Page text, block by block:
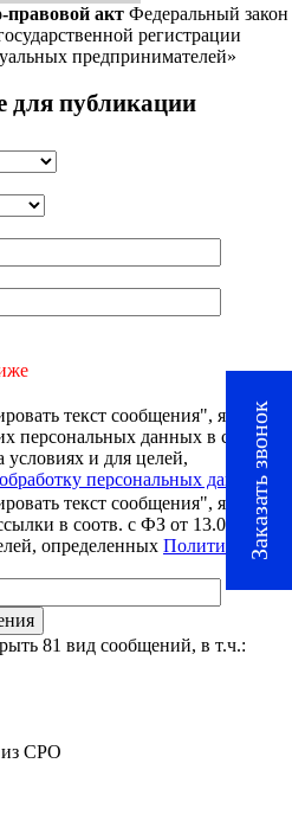
акт Федеральный закон
регистрации
предпринимателей»
для публикации
текст сообщения", я
персональных данных в соотв. с
и для целей,
персональных данных
текст сообщения", я
в соотв. с ФЗ от 13.03.2006
определенных Политикой
81 вид сообщений, в т.ч.:
из СРО
Заказать звонок